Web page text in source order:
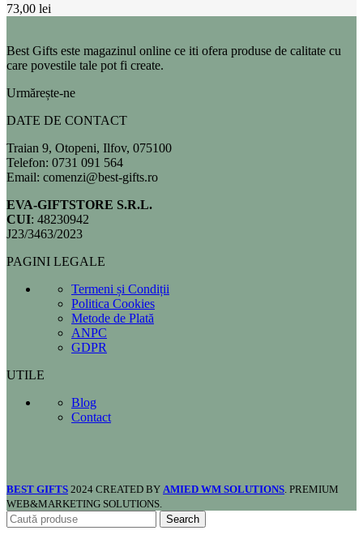
73,00 lei
Best Gifts este magazinul online ce iti ofera produse de calitate cu
care povestile tale pot fi create.
Urmărește-ne
DATE DE CONTACT
Traian 9, Otopeni, Ilfov, 075100
Telefon: 0731 091 564
Email: comenzi@best-gifts.ro
EVA-GIFTSTORE S.R.L.
CUI: 48230942
J23/3463/2023
PAGINI LEGALE
Termeni și Condiții
Politica Cookies
Metode de Plată
ANPC
GDPR
UTILE
Blog
Contact
BEST GIFTS 2024 CREATED BY AMIED WM SOLUTIONS . PREMIUM
WEB&MARKETING SOLUTIONS.
Search